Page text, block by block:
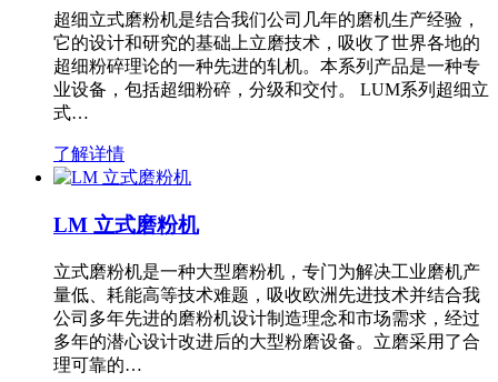
超细立式磨粉机是结合我们公司几年的磨机生产经验，
它的设计和研究的基础上立磨技术，吸收了世界各地的
超细粉碎理论的一种先进的轧机。本系列产品是一种专
业设备，包括超细粉碎，分级和交付。 LUM系列超细立
式…
了解详情
LM 立式磨粉机
立式磨粉机是一种大型磨粉机，专门为解决工业磨机产
量低、耗能高等技术难题，吸收欧洲先进技术并结合我
公司多年先进的磨粉机设计制造理念和市场需求，经过
多年的潜心设计改进后的大型粉磨设备。立磨采用了合
理可靠的…